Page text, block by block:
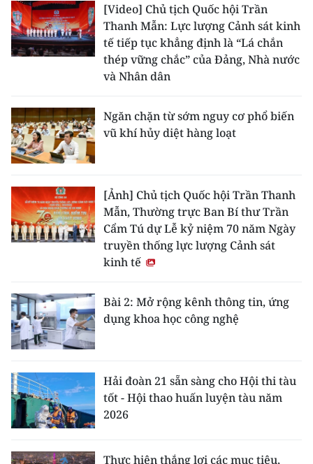
[Video] Chủ tịch Quốc hội Trần
Thanh Mẫn: Lực lượng Cảnh sát kinh
tế tiếp tục khẳng định là “Lá chắn
thép vững chắc” của Đảng, Nhà nước
và Nhân dân
Ngăn chặn từ sớm nguy cơ phổ biến
vũ khí hủy diệt hàng loạt
[Ảnh] Chủ tịch Quốc hội Trần Thanh
Mẫn, Thường trực Ban Bí thư Trần
Cẩm Tú dự Lễ kỷ niệm 70 năm Ngày
truyền thống lực lượng Cảnh sát
kinh tế
Bài 2: Mở rộng kênh thông tin, ứng
dụng khoa học công nghệ
Hải đoàn 21 sẵn sàng cho Hội thi tàu
tốt - Hội thao huấn luyện tàu năm
2026
Thực hiện thắng lợi các mục tiêu,